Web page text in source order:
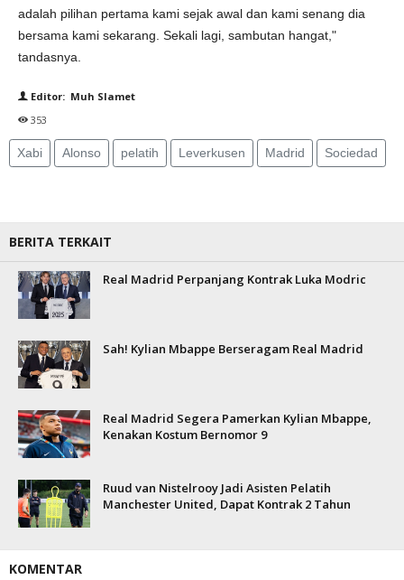
adalah pilihan pertama kami sejak awal dan kami senang dia
bersama kami sekarang. Sekali lagi, sambutan hangat,"
tandasnya.
Editor: Muh Slamet
353
Xabi Alonso pelatih Leverkusen Madrid Sociedad
BERITA TERKAIT
Real Madrid Perpanjang Kontrak Luka Modric
Sah! Kylian Mbappe Berseragam Real Madrid
Real Madrid Segera Pamerkan Kylian Mbappe,
Kenakan Kostum Bernomor 9
Ruud van Nistelrooy Jadi Asisten Pelatih
Manchester United, Dapat Kontrak 2 Tahun
KOMENTAR